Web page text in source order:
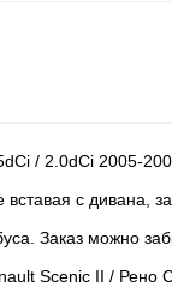
/ 2.0dCi 2005-
с дивана,
Заказ можно
Scenic II /